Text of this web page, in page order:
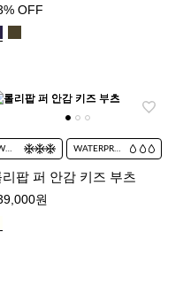
OFF
WATERPROOF
리팝 퍼 안감 키즈 부츠
원